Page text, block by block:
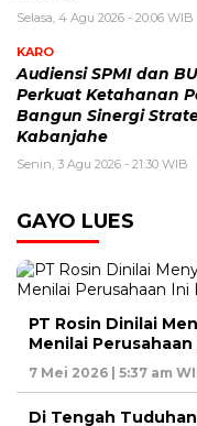
Selasa, 4 Agu 2026 - 20:06 WIB
KARO
Audiensi SPMI dan
Perkuat Ketahanan
Bangun Sinergi
Kabanjahe
Senin, 3 Agu 2026 - 21:30 WIB
GAYO LUES
PT Rosin Dinilai
Menilai
7 Mei 2026 | 5:37 am
Di Tengah